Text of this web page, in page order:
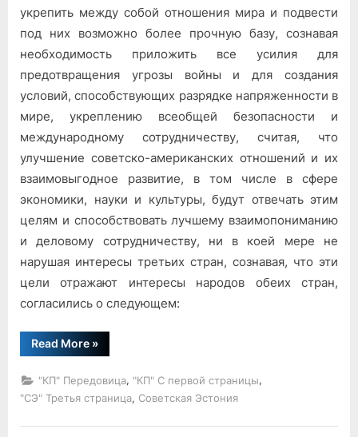
укрепить между собой отношения мира и подвести
под них возможно более прочную базу, сознавая
необходимость приложить все усилия для
предотвращения угрозы войны и для создания
условий, способствующих разрядке напряженности в
мире, укреплению всеобщей безопасности и
международному сотрудничеству, считая, что
улучшение советско-американских отношений и их
взаимовыгодное развитие, в том числе в сфере
экономики, науки и культуры, будут отвечать этим
целям и способствовать лучшему взаимопониманию
и деловому сотрудничеству, ни в коей мере не
нарушая интересы третьих стран, сознавая, что эти
цели отражают интересы народов обеих стран,
согласились о следующем:
Read More“Основы
взаимоотношений
Союзом
Советских
Социалистических
»
"КП" Передовица, "КП" С первой страницы,
"СЭ" Третья страница, Советская Эстония